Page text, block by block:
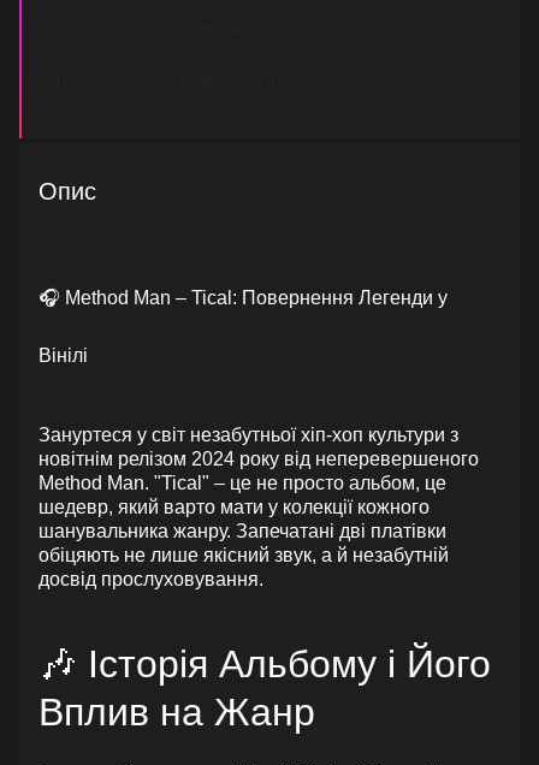
Опис
🎧 Method Man – Tical: Повернення Легенди у
Вінілі
Зануртеся у світ незабутньої хіп-хоп культури з
новітнім релізом 2024 року від неперевершеного
Method Man. "Tical" – це не просто альбом, це
шедевр, який варто мати у колекції кожного
шанувальника жанру. Запечатані дві платівки
обіцяють не лише якісний звук, а й незабутній
досвід прослуховування.
🎶 Історія Альбому і Його
Вплив на Жанр